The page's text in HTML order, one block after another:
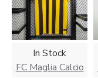
In Stock
FC Maglia Calcio